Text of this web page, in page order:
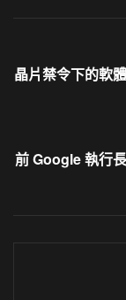
晶片禁令下的軟
前 Google 執行